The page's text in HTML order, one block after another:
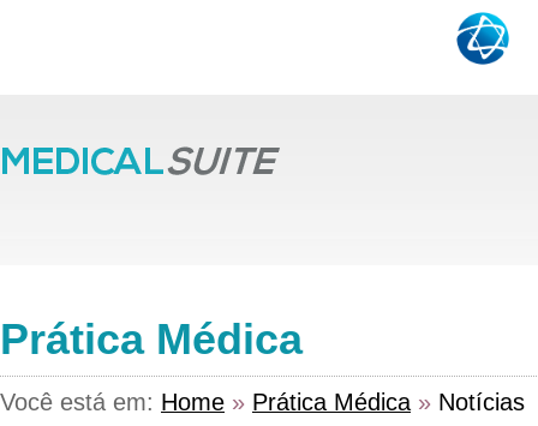
Prática Médica
Você está em: Home » Prática Médica » Notícias